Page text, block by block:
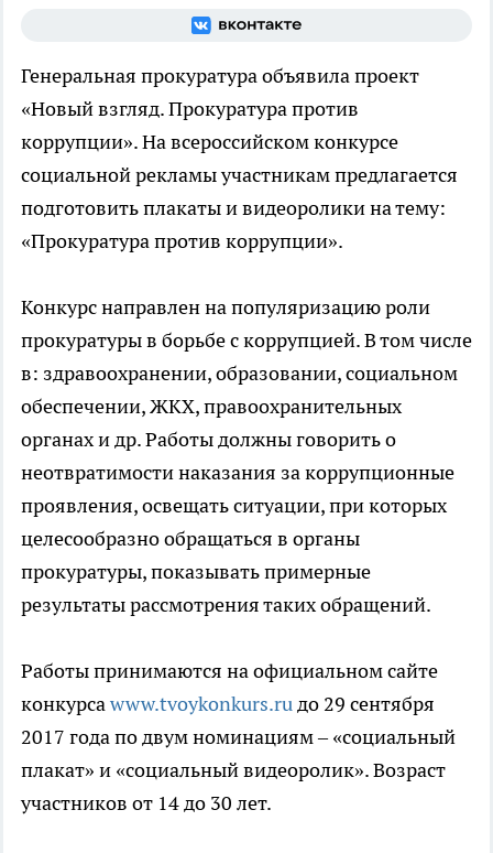
Генеральная прокуратура объявила проект
«Новый взгляд. Прокуратура против
коррупции». На всероссийском конкурсе
социальной рекламы участникам предлагается
подготовить плакаты и видеоролики на тему:
«Прокуратура против коррупции».
Конкурс направлен на популяризацию роли
прокуратуры в борьбе с коррупцией. В том числе
в: здравоохранении, образовании, социальном
обеспечении, ЖКХ, правоохранительных
органах и др. Работы должны говорить о
неотвратимости наказания за коррупционные
проявления, освещать ситуации, при которых
целесообразно обращаться в органы
прокуратуры, показывать примерные
результаты рассмотрения таких обращений.
Работы принимаются на официальном сайте
конкурсаwww.tvoykonkurs.ruдо 29 сентября
2017 года по двум номинациям – «социальный
плакат» и «социальный видеоролик». Возраст
участников от 14 до 30 лет.